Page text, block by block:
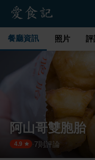
餐廳資訊 照片 評
阿山哥雙胞胎
4.9 ·7則評論